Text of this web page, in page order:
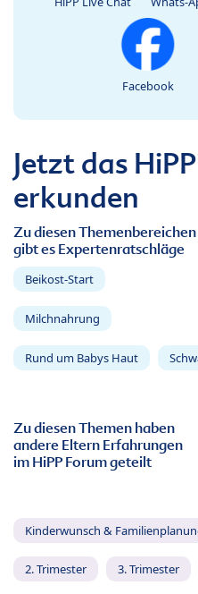
Facebook
Jetzt das
erkunden
Zu diesen Themenbereichen
gibt es Expertenratschläge
Beikost-Start
Milchnahrung
Rund um Babys Haut
Zu diesen Themen haben
andere Eltern Erfahrungen
im HiPP Forum geteilt
Kinderwunsch &
2. Trimester 3. Trimester